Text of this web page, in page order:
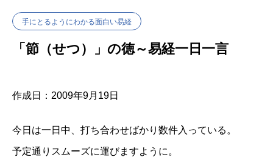
手にとるようにわかる面白い易経
「節（せつ）」の徳～易経一日一言
作成日：2009年9月19日
今日は一日中、打ち合わせばかり数件入っている。
予定通りスムーズに運びますように。